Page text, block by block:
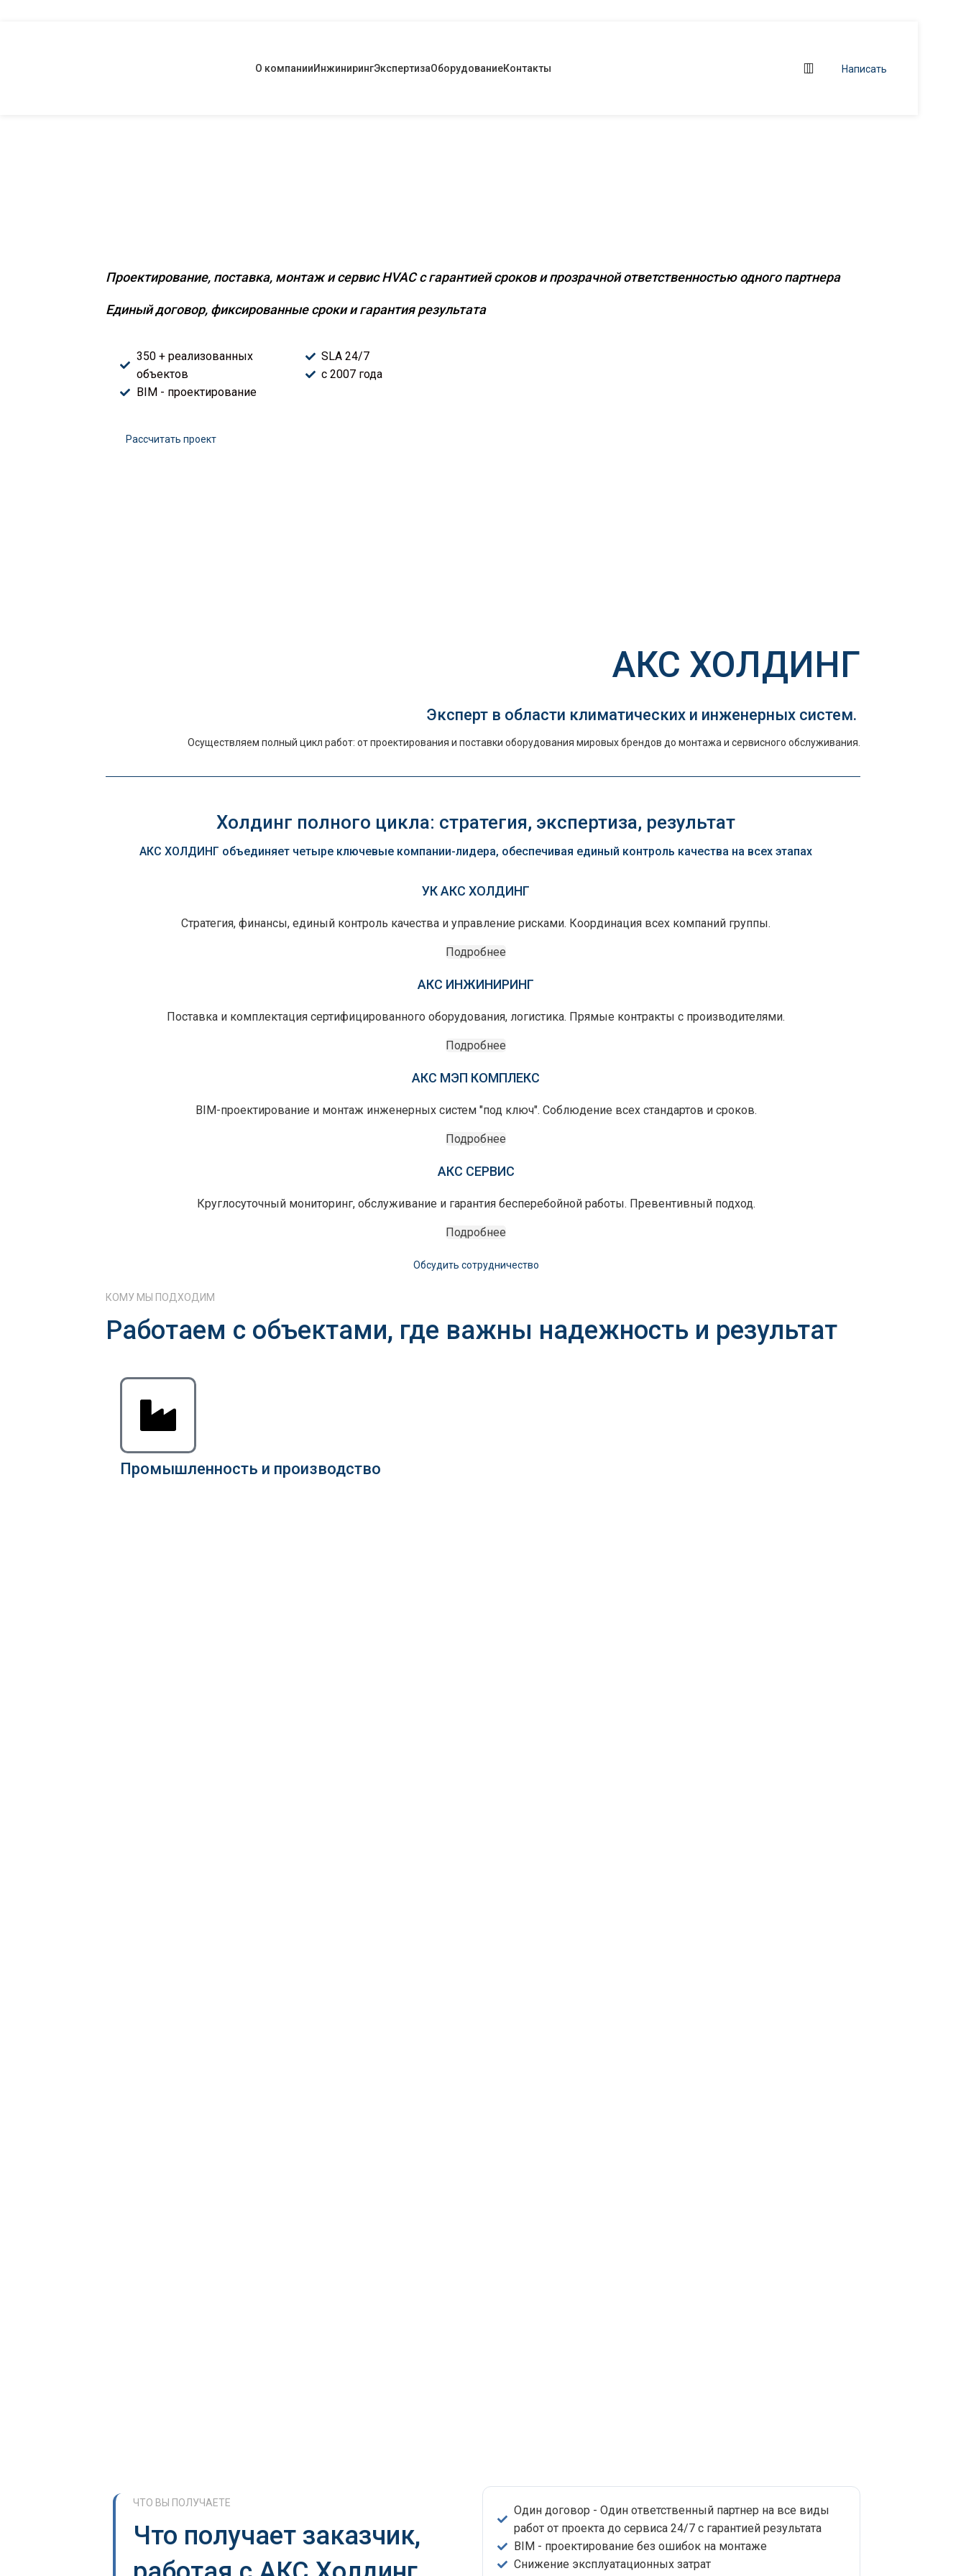
О компанииИнжинирингЭкспертизаОборудованиеКонтакты Написать
Проектирование, поставка, монтаж и сервис HVAC с гарантией сроков и прозрачной ответственностью одного партнера
Единый договор, фиксированные сроки и гарантия результата
350 + реализованных
объектов
BIM - проектирование
SLA 24/7
с 2007 года
Расcчитать проект
АКС ХОЛДИНГ
Эксперт в области климатических и инженерных систем.
Осуществляем полный цикл работ: от проектирования и поставки оборудования мировых брендов до монтажа и сервисного обслуживания.
Холдинг полного цикла: стратегия, экспертиза, результат
АКС ХОЛДИНГ объединяет четыре ключевые компании-лидера, обеспечивая единый контроль качества на всех этапах
УК АКС ХОЛДИНГ
Стратегия, финансы, единый контроль качества и управление рисками. Координация всех компаний группы.
Подробнее
АКС ИНЖИНИРИНГ
Поставка и комплектация сертифицированного оборудования, логистика. Прямые контракты с производителями.
Подробнее
АКС МЭП КОМПЛЕКС
BIM-проектирование и монтаж инженерных систем "под ключ". Соблюдение всех стандартов и сроков.
Подробнее
АКС СЕРВИС
Круглосуточный мониторинг, обслуживание и гарантия бесперебойной работы. Превентивный подход.
Подробнее
Обсудить сотрудничество
КОМУ МЫ ПОДХОДИМ
Работаем с объектами, где важны надежность и результат
Промышленность и производство
ЧТО ВЫ ПОЛУЧАЕТЕ
Что получает заказчик,
Один договор - Один ответственный партнер на все виды
работ от проекта до сервиса 24/7 с гарантией результата
BIM - проектирование без ошибок на монтаже
Снижение эксплуатационных затрат